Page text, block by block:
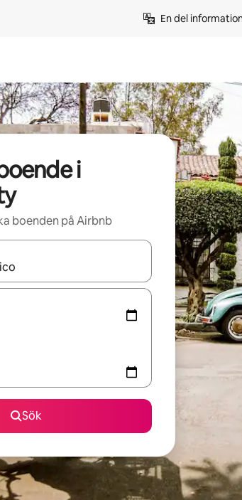
En del
i
boenden på Airbnb
kan du navigera med upp- och
Sök